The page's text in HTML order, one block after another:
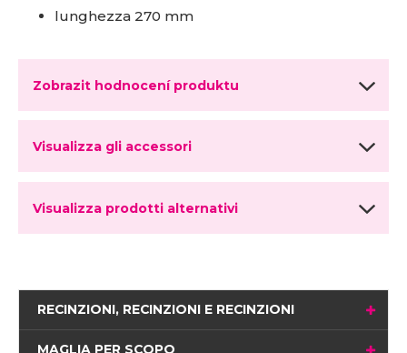
lunghezza 270 mm
Zobrazit hodnocení produktu
Visualizza gli accessori
Visualizza prodotti alternativi
RECINZIONI, RECINZIONI E RECINZIONI
MAGLIA PER SCOPO